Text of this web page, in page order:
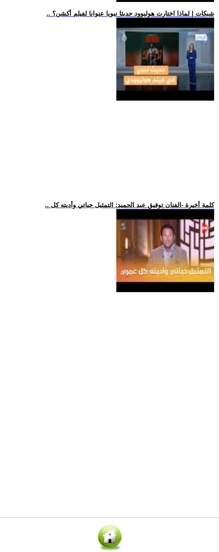
.. شبكات | لماذا اختارت هوليوود حديثا نبويا عنوانا لفيلم أكشن؟
.. كلمة أخيرة -الفنان توفيق عبد الحميد: التمثيل حياتي وأديته كل